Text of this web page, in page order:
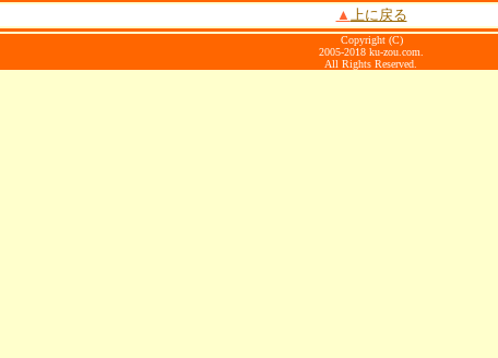
▲ 上に戻る
Copyright (C)
2005-2018 ku-zou.com.
All Rights Reserved.